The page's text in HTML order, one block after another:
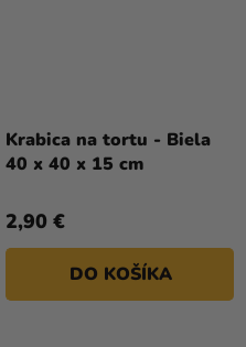
Krabica na tortu - Biela
40 x 40 x 15 cm
2,90 €
DO KOŠÍKA